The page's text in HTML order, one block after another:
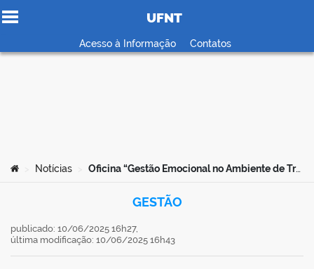
Ir para o conteúdo
UFNT
Acesso à Informação Contatos
Você está aqui:
Notícias Oficina “Gestão Emocional no Ambiente de Trabalho” reúne gestores da UFNT para discutir práticas de convivência e resolução de conflitos
GESTÃO
publicado: 10/06/2025 16h27,
última modificação: 10/06/2025 16h43